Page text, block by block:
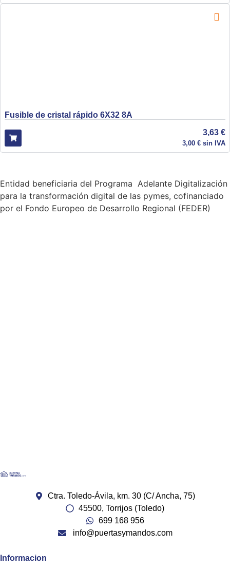
Fusible de cristal rápido 6X32 8A
3,63 €
3,00 € sin IVA
Entidad beneficiaria del Programa Adelante Digitalización
para la transformación digital de las pymes, cofinanciado
por el Fondo Europeo de Desarrollo Regional (FEDER)
Ctra. Toledo-Ávila, km. 30 (C/ Ancha, 75)
45500, Torrijos (Toledo)
699 168 956
info@puertasymandos.com
Informacion